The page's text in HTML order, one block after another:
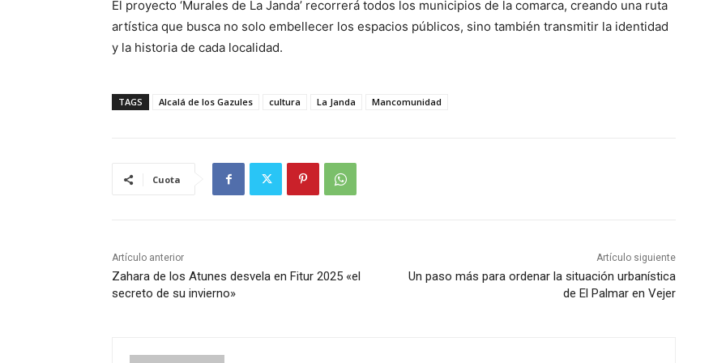
El proyecto ‘Murales de La Janda’ recorrerá todos los municipios de la comarca, creando una ruta
artística que busca no solo embellecer los espacios públicos, sino también transmitir la identidad
y la historia de cada localidad.
TAGS Alcalá de los Gazules cultura La Janda Mancomunidad
Cuota
Artículo anterior
Zahara de los Atunes desvela en Fitur 2025 «el
secreto de su invierno»
Artículo siguiente
Un paso más para ordenar la situación urbanística
de El Palmar en Vejer